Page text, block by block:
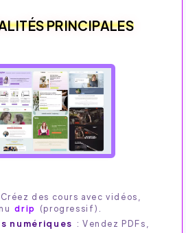
PRINCIPALES
des cours avec vidéos,
drip (progressif).
numériques : Vendez PDFs,